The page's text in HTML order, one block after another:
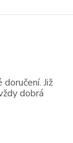
Již
dobrá